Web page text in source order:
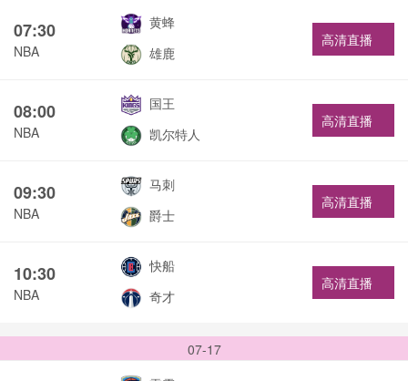
07:30
NBA
黄蜂
雄鹿
高清直播
08:00
NBA
国王
凯尔特人
高清直播
09:30
NBA
马刺
爵士
高清直播
10:30
NBA
快船
奇才
高清直播
07-17